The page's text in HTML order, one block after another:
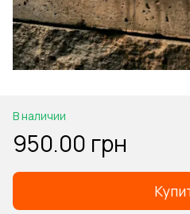
В наличии
950.00 грн